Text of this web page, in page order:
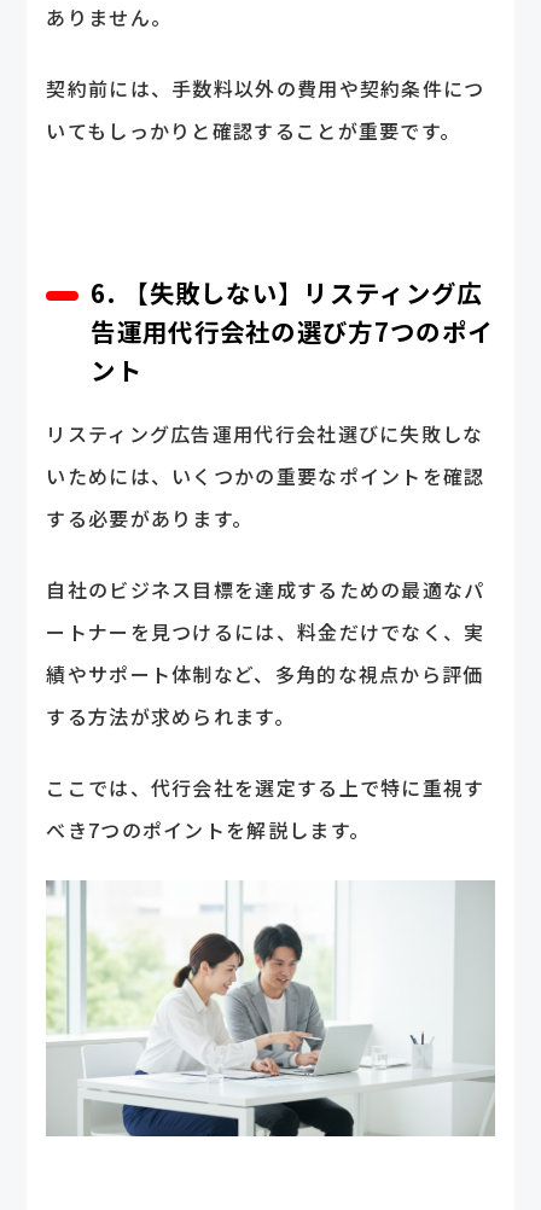
ありません。
契約前には、手数料以外の費用や契約条件につ
いてもしっかりと確認することが重要です。
6. 【失敗しない】リスティング広
告運用代行会社の選び方7つのポイ
ント
リスティング広告運用代行会社選びに失敗しな
いためには、いくつかの重要なポイントを確認
する必要があります。
自社のビジネス目標を達成するための最適なパ
ートナーを見つけるには、料金だけでなく、実
績やサポート体制など、多角的な視点から評価
する方法が求められます。
ここでは、代行会社を選定する上で特に重視す
べき7つのポイントを解説します。